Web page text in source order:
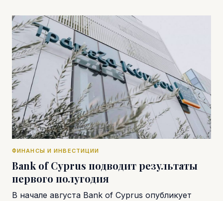
ФИНАНСЫ И ИНВЕСТИЦИИ
Bank of Cyprus подводит результаты
первого полугодия
В начале августа Bank of Cyprus опубликует